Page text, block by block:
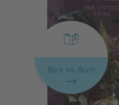
Blick ins Buch